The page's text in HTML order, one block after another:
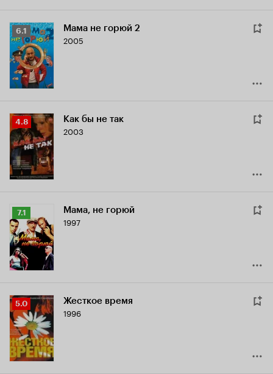
Рейтинг
Кинопоиска
6.1
6.1 Мама не горюй 2
2005
Рейтинг
Кинопоиска
4.8
4.8 Как бы не так
2003
Рейтинг
Кинопоиска
7.1
7.1 Мама, не горюй
1997
Рейтинг
Кинопоиска
5.0
5.0 Жесткое время
1996